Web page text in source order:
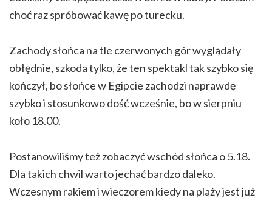
choć raz spróbować kawę po turecku.
Zachody słońca na tle czerwonych gór wyglądały
obłędnie, szkoda tylko, że ten spektakl tak szybko się
kończył, bo słońce w Egipcie zachodzi naprawdę
szybko i stosunkowo dość wcześnie, bo w sierpniu
koło 18.00.
Postanowiliśmy też zobaczyć wschód słońca o 5.18.
Dla takich chwil warto jechać bardzo daleko.
Wczesnym rakiem i wieczorem kiedy na plaży jest już